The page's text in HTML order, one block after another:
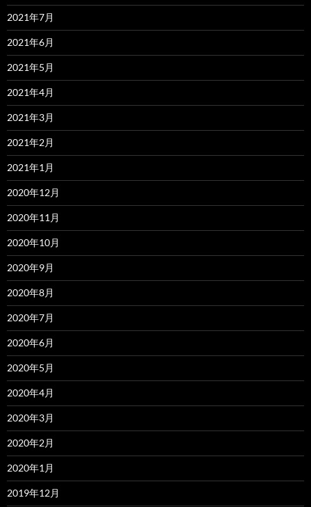
2021年7月
2021年6月
2021年5月
2021年4月
2021年3月
2021年2月
2021年1月
2020年12月
2020年11月
2020年10月
2020年9月
2020年8月
2020年7月
2020年6月
2020年5月
2020年4月
2020年3月
2020年2月
2020年1月
2019年12月